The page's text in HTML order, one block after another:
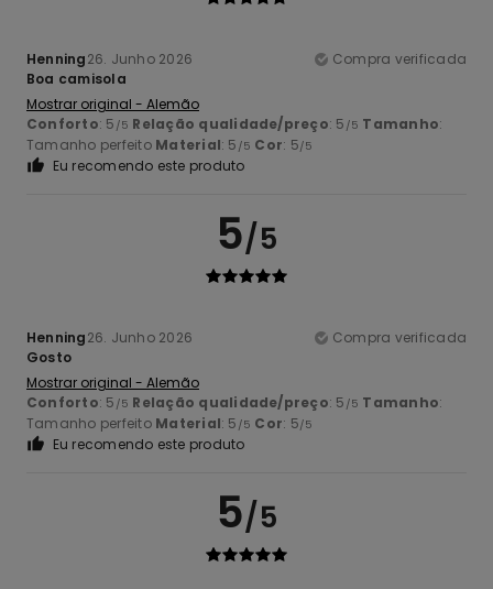
Henning26. Junho 2026
Compra verificada
Boa camisola
Mostrar original - Alemão
Conforto: 5 /5 Relação qualidade/preço: 5 /5 Tamanho:
Tamanho perfeito Material: 5 /5 Cor: 5/5
Eu recomendo este produto
5/5
Henning26. Junho 2026
Compra verificada
Gosto
Mostrar original - Alemão
Conforto: 5 /5 Relação qualidade/preço: 5 /5 Tamanho:
Tamanho perfeito Material: 5 /5 Cor: 5/5
Eu recomendo este produto
5/5